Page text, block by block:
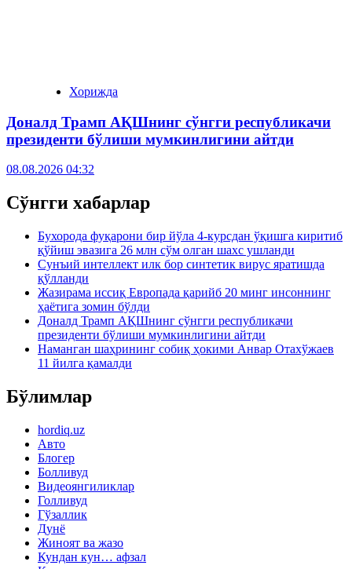
Хорижда
Доналд Трамп АҚШнинг сўнгги республикачи
президенти бўлиши мумкинлигини айтди
08.08.2026 04:32
Сўнгги хабарлар
Бухорода фуқарони бир йўла 4-курсдан ўқишга киритиб
қўйиш эвазига 26 млн сўм олган шахс ушланди
Сунъий интеллект илк бор синтетик вирус яратишда
қўлланди
Жазирама иссиқ Европада қарийб 20 минг инсоннинг
ҳаётига зомин бўлди
Доналд Трамп АҚШнинг сўнгги республикачи
президенти бўлиши мумкинлигини айтди
Наманган шаҳрининг собиқ ҳокими Анвар Отахўжаев
11 йилга қамалди
Бўлимлар
hordiq.uz
Авто
Блогер
Болливуд
Видеоянгиликлар
Голливуд
Гўзаллик
Дунё
Жиноят ва жазо
Кундан кун… афзал